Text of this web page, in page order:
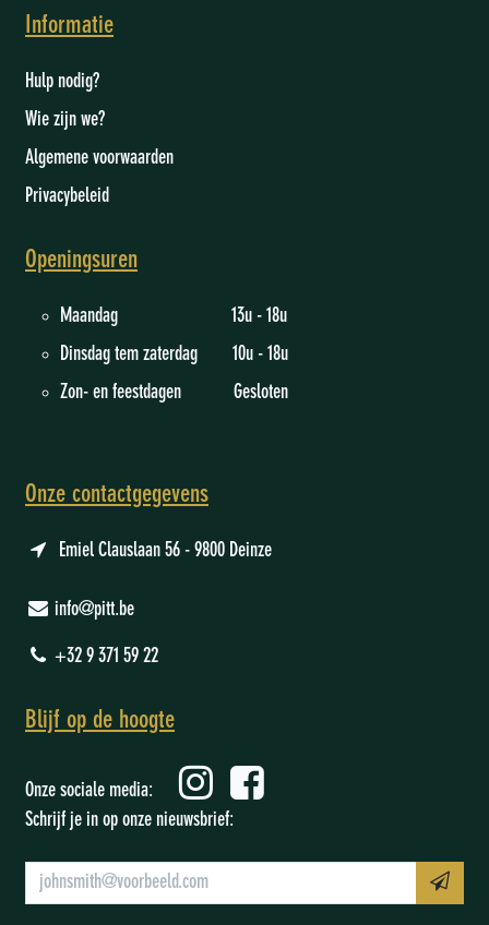
Informatie
Hulp nodig?
Wie zijn we?
Algemene voorwaarden
Privacybeleid
Openingsuren
Maandag 13u - 18u
Dinsdag tem zaterdag 10u - 18u
Zon- en feestdagen Gesloten
Onze contactgegevens
Emiel Clauslaan 56 - 9800 Deinze
info@pitt.be
+32 9 371 59 22
Blijf op de hoogte
Onze sociale media:
Schrijf je in op onze nieuwsbrief: